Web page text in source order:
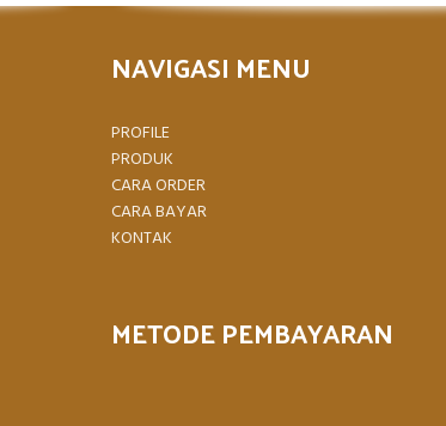
NAVIGASI MENU
PROFILE
PRODUK
CARA ORDER
CARA BAYAR
KONTAK
METODE PEMBAYARAN